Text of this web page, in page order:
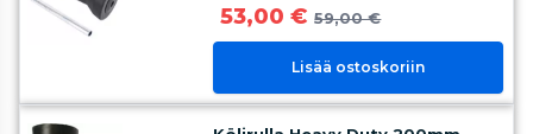
53,00 € 59,00 €
Lisää ostoskoriin